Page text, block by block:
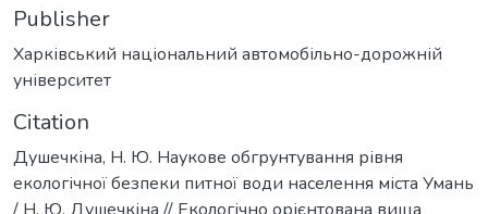
Publisher
Харківський національний автомобільно-дорожній
університет
Citation
Душечкіна, Н. Ю. Наукове обгрунтування рівня
екологічної безпеки питної води населення міста Умань